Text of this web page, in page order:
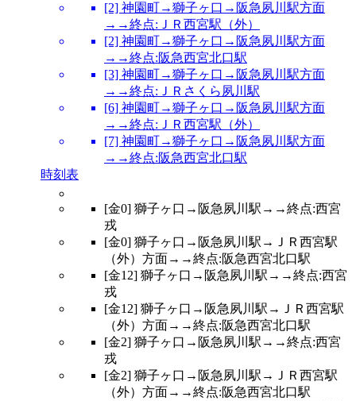
[2] 神園町→獅子ヶ口→阪急夙川駅方面
→→終点:ＪＲ西宮駅（外）
[2] 神園町→獅子ヶ口→阪急夙川駅方面
→→終点:阪急西宮北口駅
[3] 神園町→獅子ヶ口→阪急夙川駅方面
→→終点:ＪＲさくら夙川駅
[6] 神園町→獅子ヶ口→阪急夙川駅方面
→→終点:ＪＲ西宮駅（外）
[7] 神園町→獅子ヶ口→阪急夙川駅方面
→→終点:阪急西宮北口駅
時刻表
[金0] 獅子ヶ口→阪急夙川駅→→終点:西宮
戎
[金0] 獅子ヶ口→阪急夙川駅→ＪＲ西宮駅
（外）方面→→終点:阪急西宮北口駅
[金12] 獅子ヶ口→阪急夙川駅→→終点:西宮
戎
[金12] 獅子ヶ口→阪急夙川駅→ＪＲ西宮駅
（外）方面→→終点:阪急西宮北口駅
[金2] 獅子ヶ口→阪急夙川駅→→終点:西宮
戎
[金2] 獅子ヶ口→阪急夙川駅→ＪＲ西宮駅
（外）方面→→終点:阪急西宮北口駅